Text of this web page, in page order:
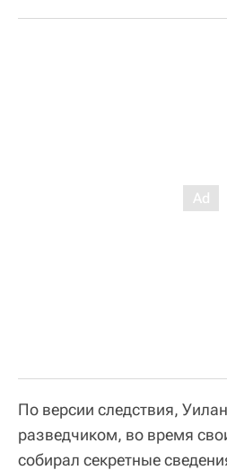
По версии следствия,
разведчиком, во время
собирал секретные